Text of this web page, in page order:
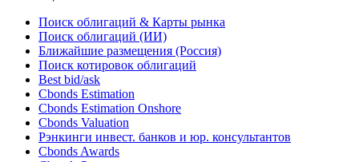
Поиск облигаций & Карты рынка
Поиск облигаций (ИИ)
Ближайшие размещения (Россия)
Поиск котировок облигаций
Best bid/ask
Cbonds Estimation
Cbonds Estimation Onshore
Cbonds Valuation
Рэнкинги инвест. банков и юр. консультантов
Cbonds Awards